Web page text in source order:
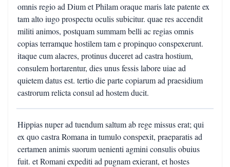
omnis regio ad Dium et Philam oraque maris late patente ex
tam alto iugo prospectu oculis subicitur. quae res accendit
militi animos, postquam summam belli ac regias omnis
copias terramque hostilem tam e propinquo conspexerunt.
itaque cum alacres, protinus duceret ad castra hostium,
consulem hortarentur, dies unus fessis labore uiae ad
quietem datus est. tertio die parte copiarum ad praesidium
castrorum relicta consul ad hostem ducit.
Hippias nuper ad tuendum saltum ab rege missus erat; qui
ex quo castra Romana in tumulo conspexit, praeparatis ad
certamen animis suorum uenienti agmini consulis obuius
fuit. et Romani expediti ad pugnam exierant, et hostes